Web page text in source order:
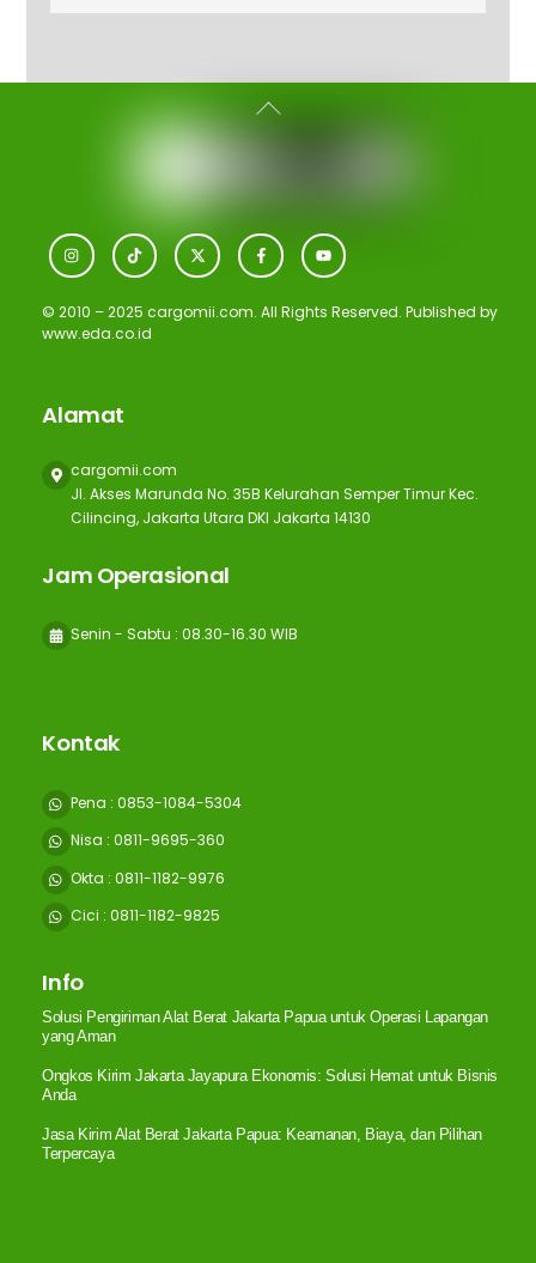
Back
Icon
Icon
Icon
Icon
Icon
© 2010 – 2025 cargomii.com. All Rights Reserved. Published by
www.eda.co.id
Alamat
cargomii.com
Jl. Akses Marunda No. 35B Kelurahan Semper Timur Kec.
Cilincing, Jakarta Utara DKI Jakarta 14130
Jam Operasional
Senin - Sabtu : 08.30-16.30 WIB
Kontak
Pena : 0853-1084-5304
Nisa : 0811-9695-360
Okta : 0811-1182-9976
Cici : 0811-1182-9825
Info
Solusi Pengiriman Alat Berat Jakarta Papua untuk Operasi Lapangan
yang Aman
Ongkos Kirim Jakarta Jayapura Ekonomis: Solusi Hemat untuk Bisnis
Anda
Jasa Kirim Alat Berat Jakarta Papua: Keamanan, Biaya, dan Pilihan
Terpercaya